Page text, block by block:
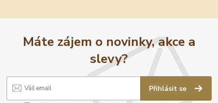
Máte zájem o novinky, akce a
slevy?
Přihlásit se